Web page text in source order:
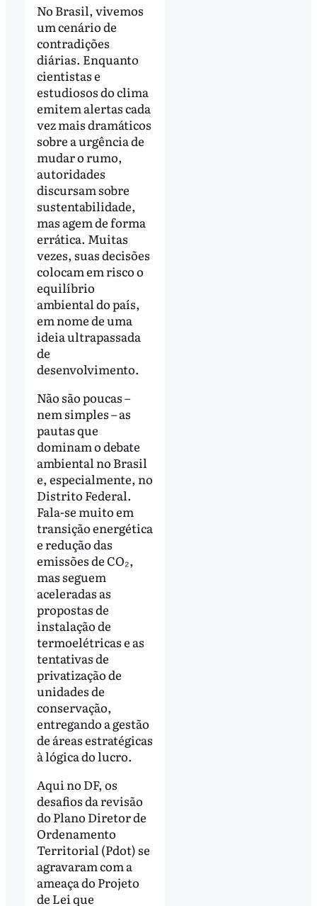
No Brasil, vivemos
um cenário de
contradições
diárias. Enquanto
cientistas e
estudiosos do clima
emitem alertas cada
vez mais dramáticos
sobre a urgência de
mudar o rumo,
autoridades
discursam sobre
sustentabilidade,
mas agem de forma
errática. Muitas
vezes, suas decisões
colocam em risco o
equilíbrio
ambiental do país,
em nome de uma
ideia ultrapassada
de
desenvolvimento.
Não são poucas –
nem simples – as
pautas que
dominam o debate
ambiental no Brasil
e, especialmente, no
Distrito Federal.
Fala-se muito em
transição energética
e redução das
emissões de CO₂,
mas seguem
aceleradas as
propostas de
instalação de
termoelétricas e as
tentativas de
privatização de
unidades de
conservação,
entregando a gestão
de áreas estratégicas
à lógica do lucro.
Aqui no DF, os
desafios da revisão
do Plano Diretor de
Ordenamento
Territorial (Pdot) se
agravaram com a
ameaça do Projeto
de Lei que